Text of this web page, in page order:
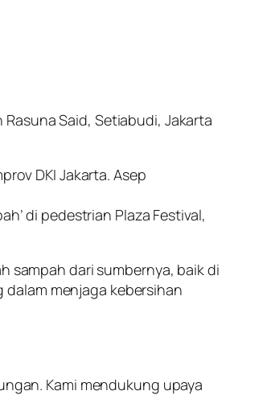
Rasuna Said, Setiabudi, Jakarta
DKI Jakarta. Asep
di pedestrian Plaza Festival,
sampah dari sumbernya, baik di
menjaga kebersihan
Kami mendukung upaya